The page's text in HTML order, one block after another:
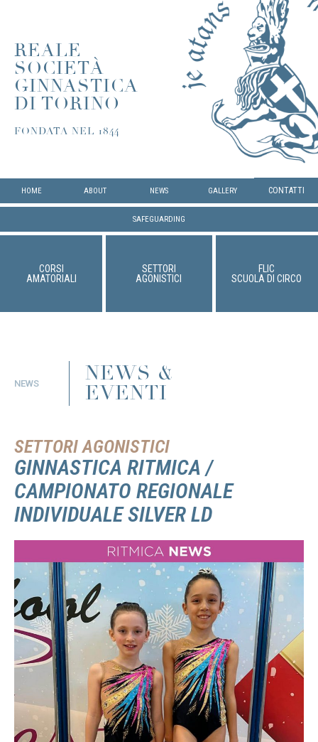
REALE
SOCIETÀ
GINNASTICA
DI TORINO
FONDATA NEL 1844
HOME ABOUT NEWS GALLERY CONTATTI
SAFEGUARDING
CORSI
AMATORIALI
SETTORI
AGONISTICI
FLIC
SCUOLA DI CIRCO
NEWS
NEWS &
EVENTI
SETTORI AGONISTICI
GINNASTICA RITMICA /
CAMPIONATO REGIONALE
INDIVIDUALE SILVER LD